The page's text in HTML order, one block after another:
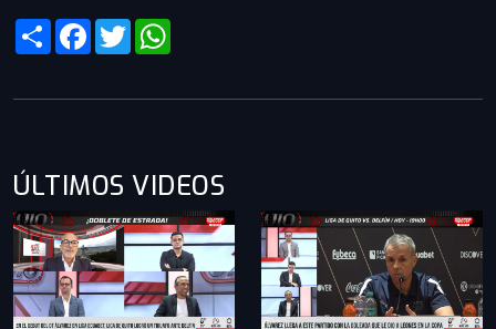
ShareFacebook
Twitter
ÚLTIMOS VIDEOS